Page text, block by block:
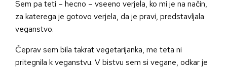
Sem pa teti – hecno – vseeno verjela, ko mi je na način,
za katerega je gotovo verjela, da je pravi, predstavljala
veganstvo.
Čeprav sem bila takrat vegetarijanka, me teta ni
pritegnila k veganstvu. V bistvu sem si vegane, odkar je